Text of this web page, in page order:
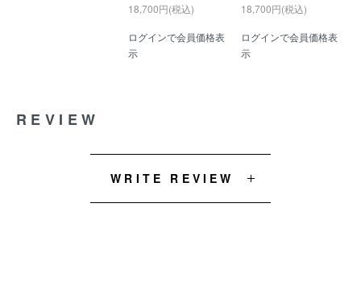
18,700円(税込)
ログインで会員価格表
示
18,700円(税込)
ログインで会員価格表
示
REVIEW
WRITE REVIEW